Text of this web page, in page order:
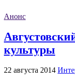
Анонс
культуры
22 августа 2014